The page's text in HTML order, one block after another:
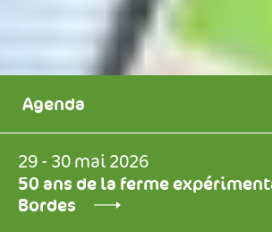
Agenda
29 - 30 mai 2026
50 ans de la ferme
Bordes